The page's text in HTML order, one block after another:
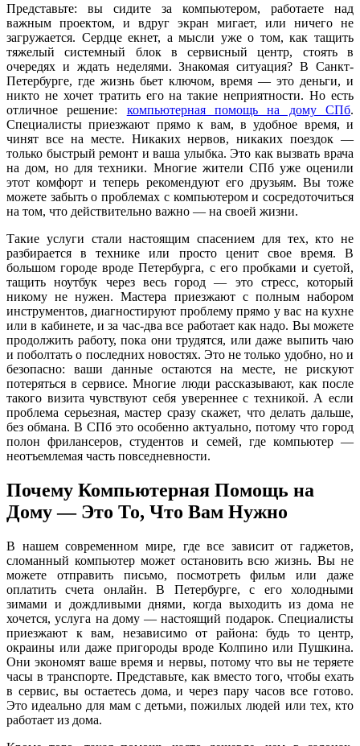
Представьте: вы сидите за компьютером, работаете над
важным проектом, и вдруг экран мигает, или ничего не
загружается. Сердце екнет, а мысли уже о том, как тащить
тяжелый системный блок в сервисный центр, стоять в
очередях и ждать неделями. Знакомая ситуация? В Санкт-
Петербурге, где жизнь бьет ключом, время — это деньги, и
никто не хочет тратить его на такие неприятности. Но есть
отличное решение: компьютерная помощь на дому СПб.
Специалисты приезжают прямо к вам, в удобное время, и
чинят все на месте. Никаких нервов, никаких поездок —
только быстрый ремонт и ваша улыбка. Это как вызвать врача
на дом, но для техники. Многие жители СПб уже оценили
этот комфорт и теперь рекомендуют его друзьям. Вы тоже
можете забыть о проблемах с компьютером и сосредоточиться
на том, что действительно важно — на своей жизни.
Такие услуги стали настоящим спасением для тех, кто не
разбирается в технике или просто ценит свое время. В
большом городе вроде Петербурга, с его пробками и суетой,
тащить ноутбук через весь город — это стресс, который
никому не нужен. Мастера приезжают с полным набором
инструментов, диагностируют проблему прямо у вас на кухне
или в кабинете, и за час-два все работает как надо. Вы можете
продолжить работу, пока они трудятся, или даже выпить чаю
и поболтать о последних новостях. Это не только удобно, но и
безопасно: ваши данные остаются на месте, не рискуют
потеряться в сервисе. Многие люди рассказывают, как после
такого визита чувствуют себя увереннее с техникой. А если
проблема серьезная, мастер сразу скажет, что делать дальше,
без обмана. В СПб это особенно актуально, потому что город
полон фрилансеров, студентов и семей, где компьютер —
неотъемлемая часть повседневности.
Почему Компьютерная Помощь на
Дому — Это То, Что Вам Нужно
В нашем современном мире, где все зависит от гаджетов,
сломанный компьютер может остановить всю жизнь. Вы не
можете отправить письмо, посмотреть фильм или даже
оплатить счета онлайн. В Петербурге, с его холодными
зимами и дождливыми днями, когда выходить из дома не
хочется, услуга на дому — настоящий подарок. Специалисты
приезжают к вам, независимо от района: будь то центр,
окраины или даже пригороды вроде Колпино или Пушкина.
Они экономят ваше время и нервы, потому что вы не теряете
часы в транспорте. Представьте, как вместо того, чтобы ехать
в сервис, вы остаетесь дома, и через пару часов все готово.
Это идеально для мам с детьми, пожилых людей или тех, кто
работает из дома.